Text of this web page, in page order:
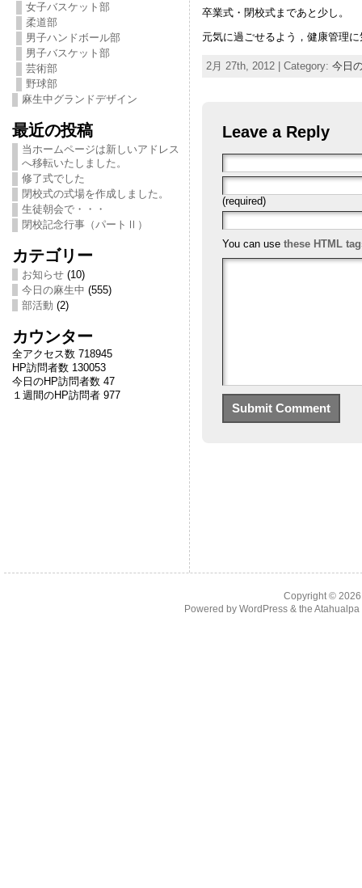
女子バスケット部
柔道部
男子ハンドボール部
男子バスケット部
芸術部
野球部
麻生中グランドデザイン
最近の投稿
当ホームページは新しいアドレス
へ移転いたしました。
修了式でした
閉校式の式場を作成しました。
生徒朝会で・・・
閉校記念行事（パートⅡ）
カテゴリー
お知らせ(10)
今日の麻生中 (555)
部活動 (2)
カウンター
全アクセス数 718945
HP訪問者数 130053
今日のHP訪問者数 47
１週間のHP訪問者 977
卒業式・閉校式まであと少し。
元気に過ごせるよう，健康管理
2月 27th, 2012 | Category: 今日
Leave a Reply
(required)
You can use these HTML
Copyright ©
Powered by WordPress& the Atahualpa